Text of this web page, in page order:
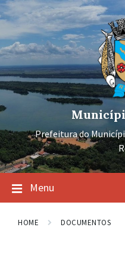
Ir
para
conteúdo
Pular
para
navegação
principal
Pular
para
rodapé
Prefeitura do
Menu
HOME DOCUMENTOS